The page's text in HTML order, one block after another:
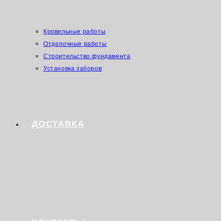
Кровельные работы
Отделочные работы
Строительство фундамента
Установка заборов
ДОСТАВКА